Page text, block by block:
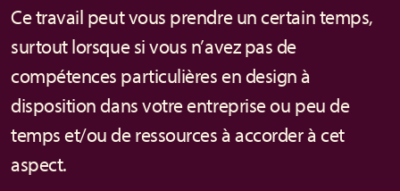
Ce travail peut vous prendre un certain temps,
surtout lorsque si vous n’avez pas de
compétences particulières en design à
disposition dans votre entreprise ou peu de
temps et/ou de ressources à accorder à cet
aspect.